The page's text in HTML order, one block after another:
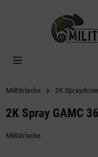
Militärlacke 2K
2K Spray GAMC
Militärlacke